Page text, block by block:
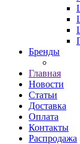
Бренды
Главная
Новости
Статьи
Доставка
Оплата
Контакты
Распродажа